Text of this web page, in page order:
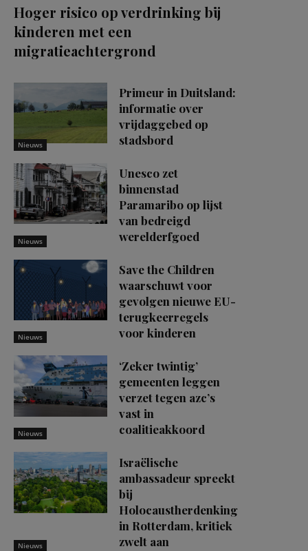
Hoger risico op verdrinking bij
kinderen met een
migratieachtergrond
Nieuws
Primeur in Duitsland:
informatie over
vrijdaggebed op
stadsbord
Nieuws
Unesco zet
binnenstad
Paramaribo op lijst
van bedreigd
werelderfgoed
Nieuws
Save the Children
waarschuwt voor
gevolgen nieuwe EU-
terugkeerregels
voor kinderen
Nieuws
‘Zeker twintig’
gemeenten leggen
verzet tegen azc’s
vast in
coalitieakkoord
Nieuws
Israëlische
ambassadeur spreekt
bij
Holocaustherdenking
in Rotterdam, kritiek
zwelt aan